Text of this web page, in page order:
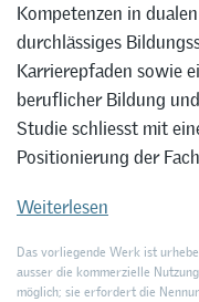
Kompetenzen in
durchlässiges
Karrierepfaden sowie
beruflicher Bildung
Studie schliesst mit
Positionierung der
Weiterlesen
Das vorliegende Werk ist
ausser die kommerzielle
möglich; sie erfordert die